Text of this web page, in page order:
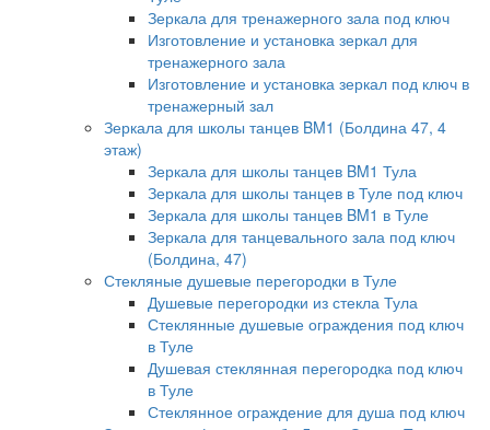
Зеркала для тренажерного зала под ключ
Изготовление и установка зеркал для
тренажерного зала
Изготовление и установка зеркал под ключ в
тренажерный зал
Зеркала для школы танцев BM1 (Болдина 47, 4
этаж)
Зеркала для школы танцев BM1 Тула
Зеркала для школы танцев в Туле под ключ
Зеркала для школы танцев BM1 в Туле
Зеркала для танцевального зала под ключ
(Болдина, 47)
Стекляные душевые перегородки в Туле
Душевые перегородки из стекла Тула
Стеклянные душевые ограждения под ключ
в Туле
Душевая стеклянная перегородка под ключ
в Туле
Стеклянное ограждение для душа под ключ